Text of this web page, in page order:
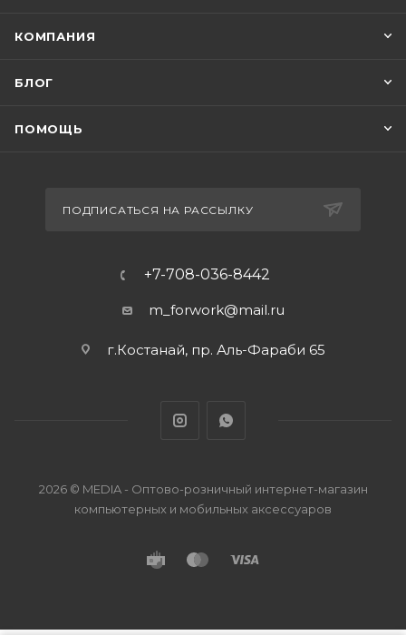
КОМПАНИЯ
БЛОГ
ПОМОЩЬ
ПОДПИСАТЬСЯ НА РАССЫЛКУ
+7-708-036-8442
m_forwork@mail.ru
г.Костанай, пр. Аль-Фараби 65
2026 © MEDIA - Оптово-розничный интернет-магазин
компьютерных и мобильных аксессуаров